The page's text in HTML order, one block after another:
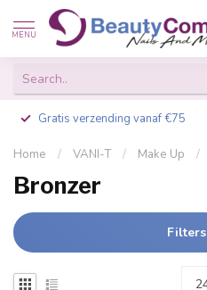
MENU
Gratis verzending vanaf €75
Home / VANI-T / Make Up /
Bronzer
Filters